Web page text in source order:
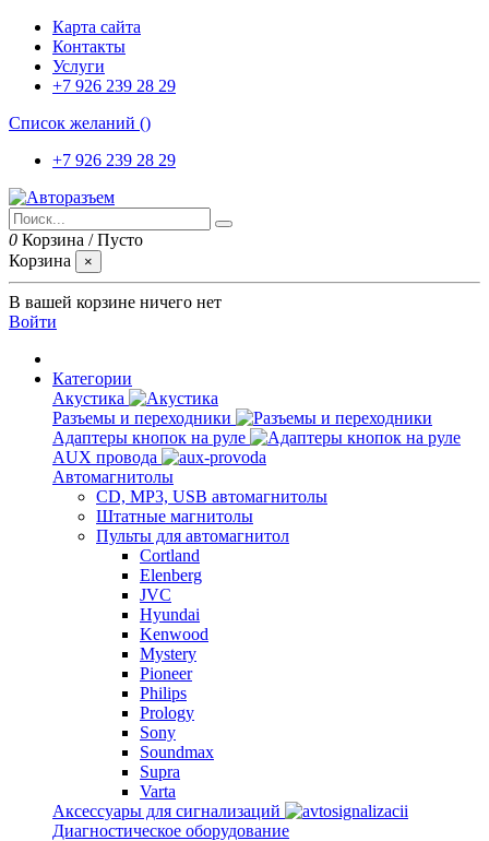
Карта сайта
Контакты
Услуги
+7 926 239 28 29
Список желаний ()
+7 926 239 28 29
0 Корзина /Пусто
Корзина
×
В вашей корзине ничего нет
Войти
Категории
Акустика
Разъемы и переходники
Адаптеры кнопок на руле
AUX провода
Автомагнитолы
CD, MP3, USB автомагнитолы
Штатные магнитолы
Пульты для автомагнитол
Cortland
Elenberg
JVC
Hyundai
Kenwood
Mystery
Pioneer
Philips
Prology
Sony
Soundmax
Supra
Varta
Аксессуары для сигнализаций
Диагностическое оборудование